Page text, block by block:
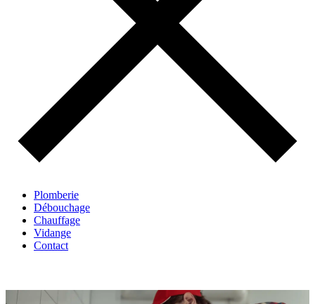
Plomberie
Débouchage
Chauffage
Vidange
Contact